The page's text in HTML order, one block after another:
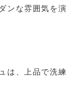
ンな雰囲気を演
は、上品で洗練